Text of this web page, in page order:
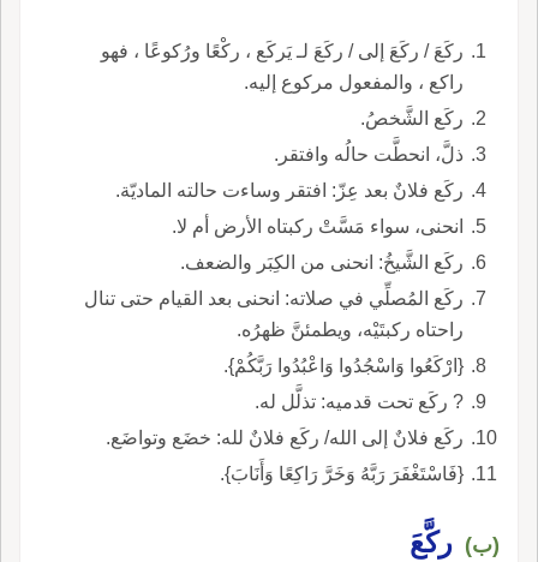
ركَعَ / ركَعَ إلى / ركَعَ لـ يَركَع ، ركْعًا ورُكوعًا ، فهو
راكع ، والمفعول مركوع إليه.
ركَع الشَّخصُ.
ذلَّ، انحطَّت حالُه وافتقر.
ركَع فلانٌ بعد عِزّ: افتقر وساءت حالته الماديّة.
انحنى، سواء مَسَّتْ ركبتاه الأرض أم لا.
ركَع الشَّيخُ: انحنى من الكِبَر والضعف.
ركَع المُصلِّي في صلاته: انحنى بعد القيام حتى تنال
راحتاه ركبتَيْه، ويطمئنَّ ظهرُه.
{ارْكَعُوا وَاسْجُدُوا وَاعْبُدُوا رَبَّكُمْ}.
? ركَع تحت قدميه: تذلَّل له.
ركَع فلانٌ إلى الله/ ركَع فلانٌ لله: خضَع وتواضَع.
{فَاسْتَغْفَرَ رَبَّهُ وَخَرَّ رَاكِعًا وَأَنَابَ}.
(ب) ركَّعَ